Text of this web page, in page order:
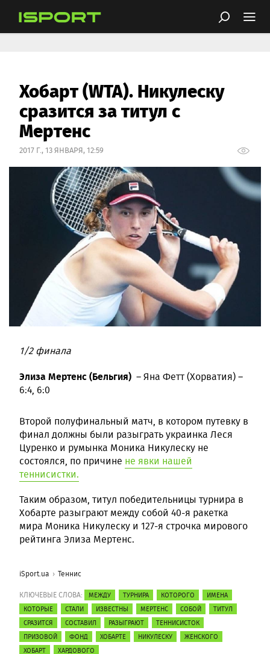
Хобарт (WTA). Никулеску
сразится за титул с
Мертенс
2017 Г., 13 ЯНВАРЯ, 12:59
1/2 финала
Элиза Мертенс (Бельгия) – Яна Фетт (Хорватия) –
6:4, 6:0
Второй полуфинальный матч, в котором путевку в
финал должны были разыграть украинка Леся
Цуренко и румынка Моника Никулеску не
состоялся, по причине не явки нашей
теннисистки.
Таким образом, титул победительницы турнира в
Хобарте разыграют между собой 40-я ракетка
мира Моника Никулеску и 127-я строчка мирового
рейтинга Элиза Мертенс.
iSport.ua Теннис
КЛЮЧЕВЫЕ СЛОВА: МЕЖДУ ТУРНИРА КОТОРОГО
ИМЕНА
КОТОРЫЕ
СТАЛИ ИЗВЕСТНЫ МЕРТЕНС СОБОЙ
ТИТУЛ
СРАЗИТСЯ
СОСТАВИЛ РАЗЫГРАЮТ
ТЕННИСИСТОК
ПРИЗОВОЙ
ФОНД ХОБАРТЕ НИКУЛЕСКУ
ЖЕНСКОГО
ХОБАРТ
ХАРДОВОГО